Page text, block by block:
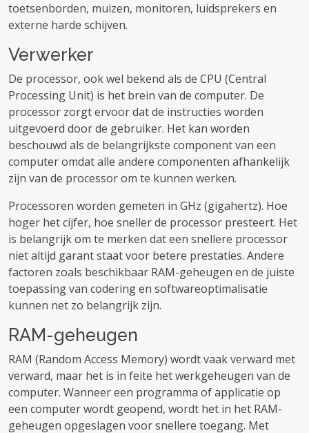
toetsenborden, muizen, monitoren, luidsprekers en
externe harde schijven.
Verwerker
De processor, ook wel bekend als de CPU (Central
Processing Unit) is het brein van de computer. De
processor zorgt ervoor dat de instructies worden
uitgevoerd door de gebruiker. Het kan worden
beschouwd als de belangrijkste component van een
computer omdat alle andere componenten afhankelijk
zijn van de processor om te kunnen werken.
Processoren worden gemeten in GHz (gigahertz). Hoe
hoger het cijfer, hoe sneller de processor presteert. Het
is belangrijk om te merken dat een snellere processor
niet altijd garant staat voor betere prestaties. Andere
factoren zoals beschikbaar RAM-geheugen en de juiste
toepassing van codering en softwareoptimalisatie
kunnen net zo belangrijk zijn.
RAM-geheugen
RAM (Random Access Memory) wordt vaak verward met
verward, maar het is in feite het werkgeheugen van de
computer. Wanneer een programma of applicatie op
een computer wordt geopend, wordt het in het RAM-
geheugen opgeslagen voor snellere toegang. Met